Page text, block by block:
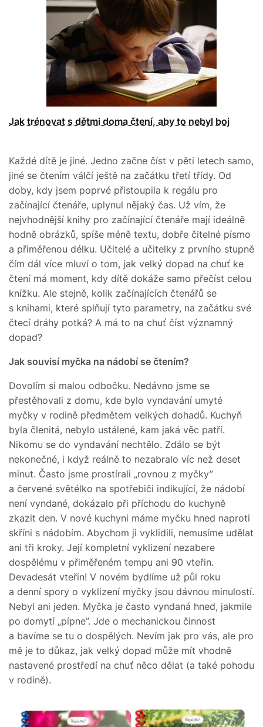
Jak trénovat s dětmi doma čtení, aby to nebyl boj
Každé dítě je jiné. Jedno začne číst v pěti letech samo,
jiné se čtením válčí ještě na začátku třetí třídy. Od
doby, kdy jsem poprvé přistoupila k regálu pro
začínající čtenáře, uplynul nějaký čas. Už vím, že
nejvhodnější knihy pro začínající čtenáře mají ideálně
hodně obrázků, spíše méně textu, dobře čitelné písmo
a přiměřenou délku. Učitelé a učitelky z prvního stupně
čím dál více mluví o tom, jak velký dopad na chuť ke
čtení má moment, kdy dítě dokáže samo přečíst celou
knížku. Ale stejně, kolik začínajících čtenářů se
s knihami, které splňují tyto parametry, na začátku své
čtecí dráhy potká? A má to na chuť číst významný
dopad?
Jak souvisí myčka na nádobí se čtením?
Dovolím si malou odbočku. Nedávno jsme se
přestěhovali z domu, kde bylo vyndavání umyté
myčky v rodině předmětem velkých dohadů. Kuchyň
byla členitá, nebylo ustálené, kam jaká věc patří.
Nikomu se do vyndavání nechtělo. Zdálo se být
nekonečné, i když reálně to nezabralo víc než deset
minut. Často jsme prostírali „rovnou z myčky”
a červené světélko na spotřebiči indikující, že nádobí
není vyndané, dokázalo při příchodu do kuchyně
zkazit den. V nové kuchyni máme myčku hned naproti
skříni s nádobím. Abychom ji vyklidili, nemusíme udělat
ani tři kroky. Její kompletní vyklizení nezabere
dospělému v přiměřeném tempu ani 90 vteřin.
Devadesát vteřin! V novém bydlíme už půl roku
a denní spory o vyklizení myčky jsou dávnou minulostí.
Nebyl ani jeden. Myčka je často vyndaná hned, jakmile
po domytí „pípne”. Jde o mechanickou činnost
a bavíme se tu o dospělých. Nevím jak pro vás, ale pro
mě je to důkaz, jak velký dopad může mít vhodně
nastavené prostředí na chuť něco dělat (a také pohodu
v rodině).